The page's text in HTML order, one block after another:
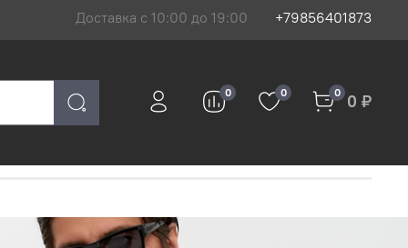
Доставка с 10:00 до 19:00 +79856401873
0 0 0 0 ₽